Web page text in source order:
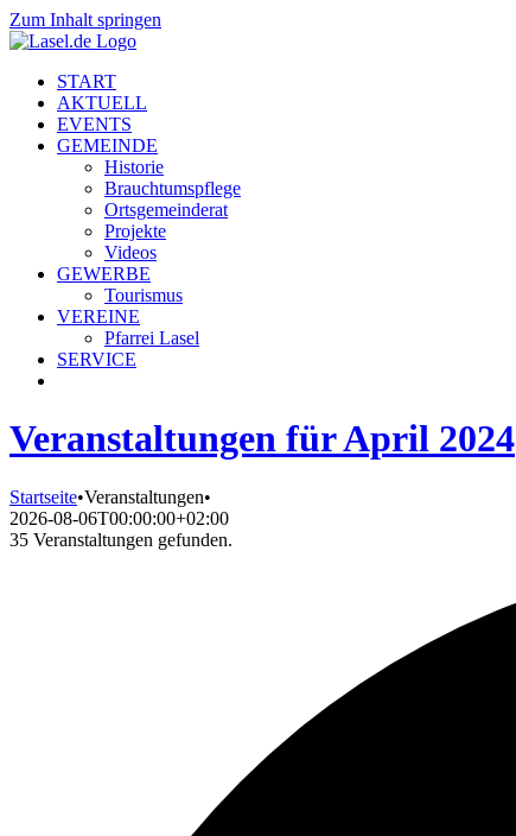
Zum Inhalt springen
START
AKTUELL
EVENTS
GEMEINDE
Historie
Brauchtumspflege
Ortsgemeinderat
Projekte
Videos
GEWERBE
Tourismus
VEREINE
Pfarrei Lasel
SERVICE
Veranstaltungen für April 2024
Startseite•Veranstaltungen•
2026-08-06T00:00:00+02:00
35 Veranstaltungen gefunden.